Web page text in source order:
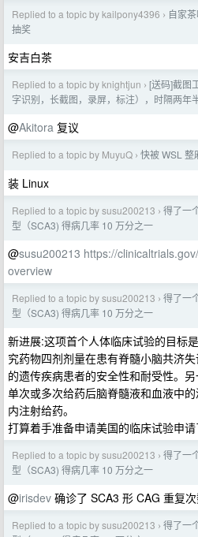
Replied to a topic by kailpony4396 › 自家
抽奖
安吉白茶
Replied to a topic by knightjun › [送码]截图
字识别，长截图，录屏，标注），时隔两年
@Akitora 复议
Replied to a topic by MuyuQ › 快被 WSL 整
装 Linux
Replied to a topic by susu200213 › 得了一
型（SCA3) 得病几率 10 万分之一
@susu200213 https://
overview
Replied to a topic by susu200213 › 得了一
型（SCA3) 得病几率 10 万分之一
新进展:这项首个人体临床试验的目标
究药物四剂剂量在患有脊髓小脑共济
的遗传疾病患者的安全性和耐受性。
单次或多次给药后脑脊髓液和血液中
内注射给药。
打算着手准备申请美国的临床试验申请
Replied to a topic by susu200213 › 得了一
型（SCA3) 得病几率 10 万分之一
@irisdev 确诊了 SCA3 形 CAG 重复
Replied to a topic by susu200213 › 得了一